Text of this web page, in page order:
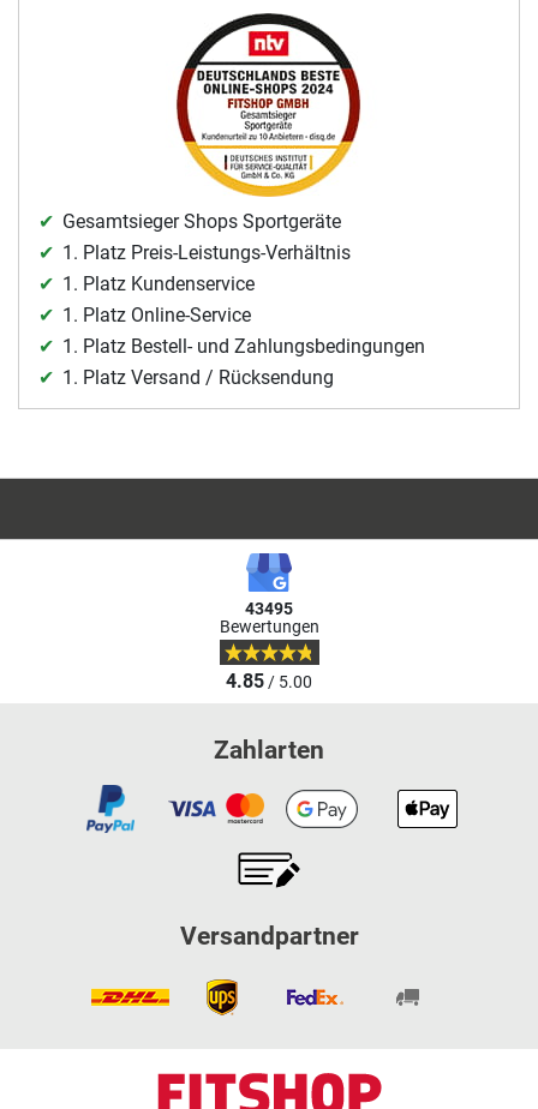
Gesamtsieger Shops Sportgeräte
1. Platz Preis-Leistungs-Verhältnis
1. Platz Kundenservice
1. Platz Online-Service
1. Platz Bestell- und Zahlungsbedingungen
1. Platz Versand / Rücksendung
43495
Bewertungen
4.85/ 5.00
Zahlarten
Versandpartner